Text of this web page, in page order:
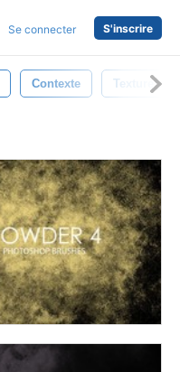
Se connecter S'inscrire
Contexte Texture